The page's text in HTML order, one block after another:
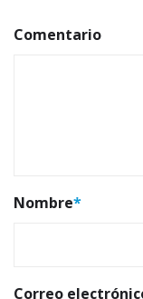
Comentario
Nombre*
Correo